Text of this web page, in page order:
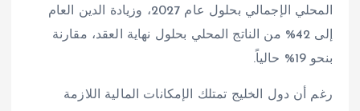
المحلي الإجمالي بحلول عام 2027، وزيادة الدين العام
إلى 42% من الناتج المحلي بحلول نهاية العقد، مقارنة
بنحو 19% حالياً.
رغم أن دول الخليج تمتلك الإمكانات المالية اللازمة